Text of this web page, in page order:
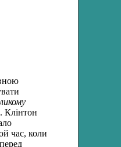
Клінтон
час, коли